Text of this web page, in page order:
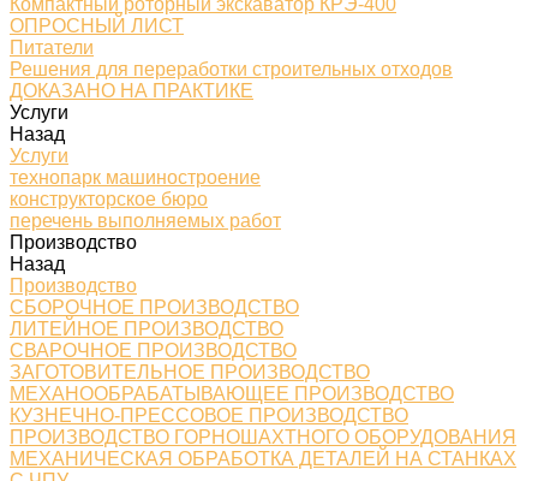
Компактный роторный экскаватор КРЭ-400
ОПРОСНЫЙ ЛИСТ
Питатели
Решения для переработки строительных отходов
ДОКАЗАНО НА ПРАКТИКЕ
Услуги
Назад
Услуги
технопарк машиностроение
конструкторское бюро
перечень выполняемых работ
Производство
Назад
Производство
СБОРОЧНОЕ ПРОИЗВОДСТВО
ЛИТЕЙНОЕ ПРОИЗВОДСТВО
СВАРОЧНОЕ ПРОИЗВОДСТВО
ЗАГОТОВИТЕЛЬНОЕ ПРОИЗВОДСТВО
МЕХАНООБРАБАТЫВАЮЩЕЕ ПРОИЗВОДСТВО
КУЗНЕЧНО-ПРЕССОВОЕ ПРОИЗВОДСТВО
ПРОИЗВОДСТВО ГОРНОШАХТНОГО ОБОРУДОВАНИЯ
МЕХАНИЧЕСКАЯ ОБРАБОТКА ДЕТАЛЕЙ НА СТАНКАХ